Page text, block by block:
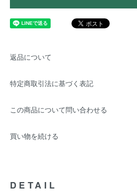
返品について
特定商取引法に基づく表記
この商品について問い合わせる
買い物を続ける
DETAIL